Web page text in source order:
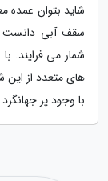
شاید بتوان عمده
سقف آبی دانست
شمار می فرایند.
های متعدد از این
با وجود پر